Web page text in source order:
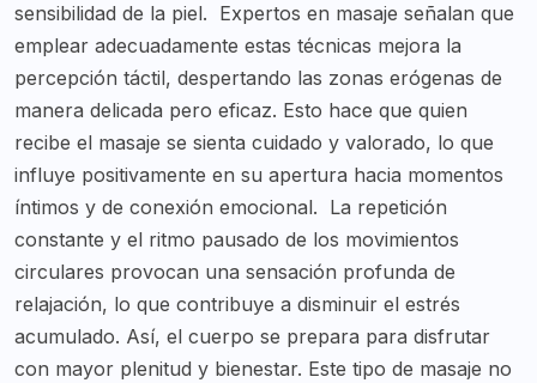
sensibilidad de la piel. Expertos en masaje señalan que
emplear adecuadamente estas técnicas mejora la
percepción táctil, despertando las zonas erógenas de
manera delicada pero eficaz. Esto hace que quien
recibe el masaje se sienta cuidado y valorado, lo que
influye positivamente en su apertura hacia momentos
íntimos y de conexión emocional. La repetición
constante y el ritmo pausado de los movimientos
circulares provocan una sensación profunda de
relajación, lo que contribuye a disminuir el estrés
acumulado. Así, el cuerpo se prepara para disfrutar
con mayor plenitud y bienestar. Este tipo de masaje no